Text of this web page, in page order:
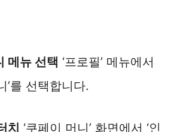
메뉴 선택 ‘프로필’ 메뉴에서
’를 선택합니다.
치 ‘쿠페이 머니’ 화면에서 ‘인